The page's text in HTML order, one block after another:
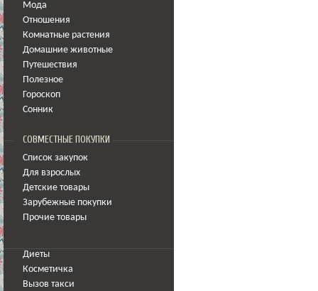
Мода
Отношения
Комнатные растения
Домашние животные
Путешествия
Полезное
Гороскоп
Сонник
СОВМЕСТНЫЕ ПОКУПКИ
Список закупок
Для взрослых
Детские товары
Зарубежные покупки
Прочие товары
Диеты
Косметичка
Вызов такси